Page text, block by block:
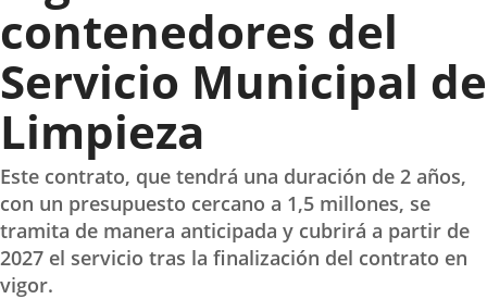
contenedores del
Servicio Municipal de
Limpieza
Este contrato, que tendrá una duración de 2 años,
con un presupuesto cercano a 1,5 millones, se
tramita de manera anticipada y cubrirá a partir de
2027 el servicio tras la finalización del contrato en
vigor.